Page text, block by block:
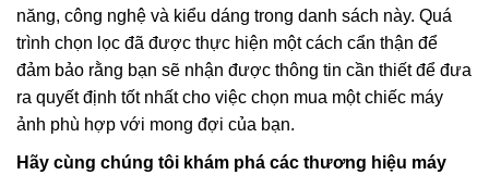
năng, công nghệ và kiểu dáng trong danh sách này. Quá
trình chọn lọc đã được thực hiện một cách cẩn thận để
đảm bảo rằng bạn sẽ nhận được thông tin cần thiết để đưa
ra quyết định tốt nhất cho việc chọn mua một chiếc máy
ảnh phù hợp với mong đợi của bạn.
Hãy cùng chúng tôi khám phá các thương hiệu máy